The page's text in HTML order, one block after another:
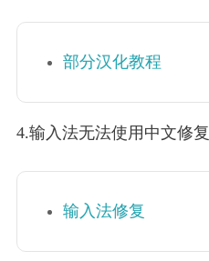
部分汉化教程
4.输入法无法使用中文修复
输入法修复